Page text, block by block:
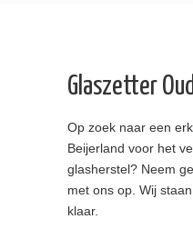
Glaszetter
Op zoek naar een
Beijerland voor het
glasherstel? Neem
met ons op. Wij
klaar.